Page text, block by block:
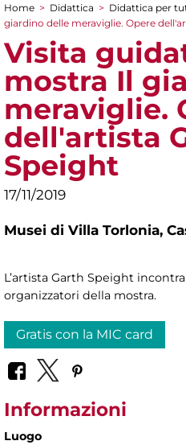
Tu sei qui
Home > Didattica > Didattica per
giardino delle meraviglie. Opere
Visita
mostra Il
meraviglie.
dell'artista
Speight
17/11/2019
Musei di Villa Torlonia,
L’artista Garth Speight
organizzatori della mostra.
Gratis con la MIC card
Informazioni
Luogo